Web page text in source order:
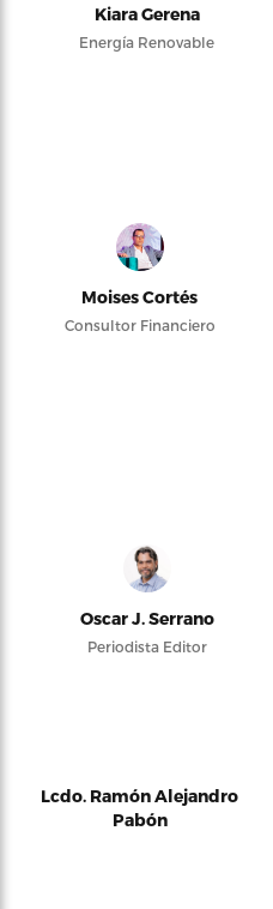
Kiara Gerena
Energía Renovable
Moises Cortés
Consultor Financiero
Oscar J. Serrano
Periodista Editor
Lcdo. Ramón Alejandro
Pabón